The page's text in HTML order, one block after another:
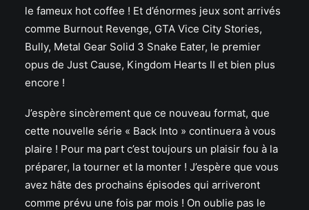
le fameux hot coffee ! Et d’énormes jeux sont arrivés
comme Burnout Revenge, GTA Vice City Stories,
Bully, Metal Gear Solid 3 Snake Eater, le premier
opus de Just Cause, Kingdom Hearts II et bien plus
encore !
J’espère sincèrement que ce nouveau format, que
cette nouvelle série « Back Into » continuera à vous
plaire ! Pour ma part c’est toujours un plaisir fou à la
préparer, la tourner et la monter ! J’espère que vous
avez hâte des prochains épisodes qui arriveront
comme prévu une fois par mois ! On oublie pas le